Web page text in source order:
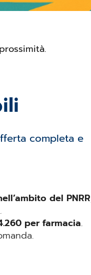
completa e
del PNRR
per farmacia.